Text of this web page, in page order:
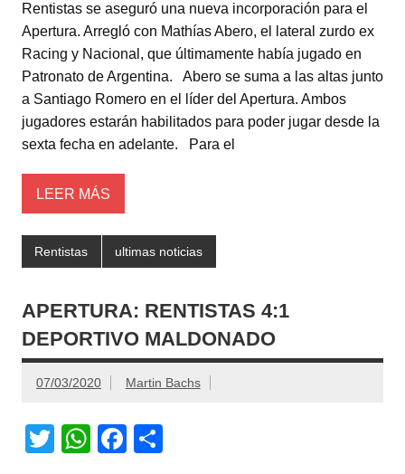
tt
er
at
s
A
p
p
c
e
b
o
o
m
p
ar
tir
Rentistas se aseguró una nueva incorporación para el
Apertura. Arregló con Mathías Abero, el lateral zurdo ex
Racing y Nacional, que últimamente había jugado en
Patronato de Argentina. Abero se suma a las altas junto
a Santiago Romero en el líder del Apertura. Ambos
jugadores estarán habilitados para poder jugar desde la
sexta fecha en adelante. Para el
LEER MÁS
Rentistas ultimas noticias
APERTURA: RENTISTAS 4:1
DEPORTIVO MALDONADO
07/03/2020 Martin Bachs
T
W
F